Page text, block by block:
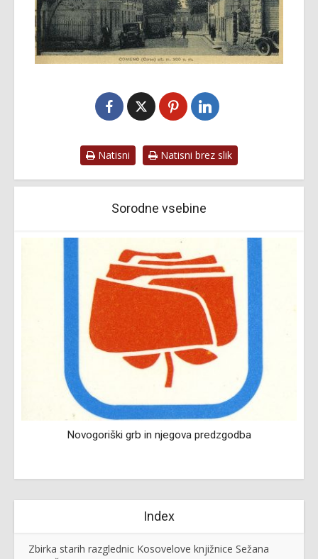
Natisni Natisni brez slik
Sorodne vsebine
Novogoriški grb in njegova predzgodba
Index
Zbirka starih razglednic Kosovelove knjižnice Sežana